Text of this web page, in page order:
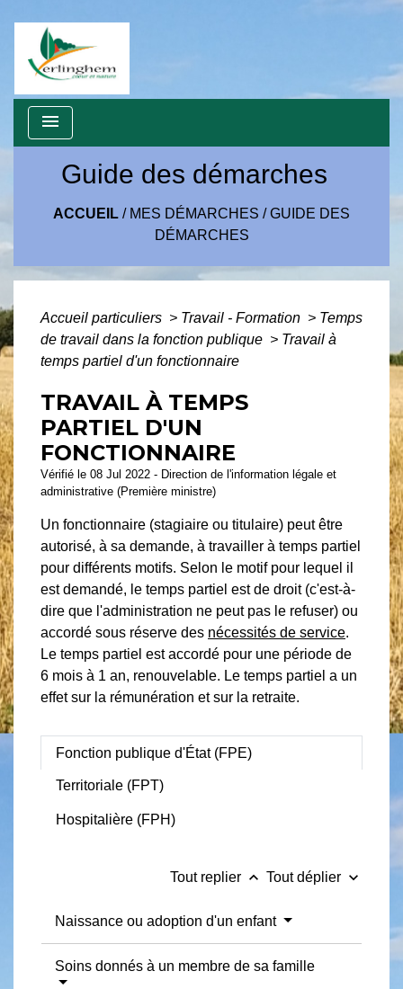
menu
Guide des démarches
ACCUEIL / MES DÉMARCHES /GUIDE DES
DÉMARCHES
Accueil particuliers > Travail - Formation > Temps
de travail dans la fonction publique > Travail à
temps partiel d'un fonctionnaire
TRAVAIL À TEMPS
PARTIEL D'UN
FONCTIONNAIRE
Vérifié le 08 Jul 2022 - Direction de l'information légale et
administrative (Première ministre)
Un fonctionnaire (stagiaire ou titulaire) peut être
autorisé, à sa demande, à travailler à temps partiel
pour différents motifs. Selon le motif pour lequel il
est demandé, le temps partiel est de droit (c'est-à-
dire que l'administration ne peut pas le refuser) ou
accordé sous réserve des nécessités de service.
Le temps partiel est accordé pour une période de
6 mois à 1 an, renouvelable. Le temps partiel a un
effet sur la rémunération et sur la retraite.
Fonction publique d'État (FPE)
Territoriale (FPT)
Hospitalière (FPH)
Tout replier keyboard_arrow_up Tout déplier keyboard_arrow_down
Naissance ou adoption d'un enfant
Soins donnés à un membre de sa famille